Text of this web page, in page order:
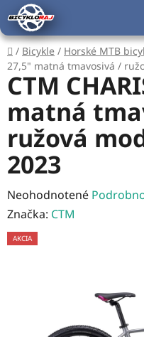
Prejsť
na
obsah
Domov
/ Bicykle / Horské MTB
27,5" matná tmavosivá /
CTM
matná
ružová
2023
Priemerné
hodnotenie
produktu
hviezdičiek.
Neohodnotené
Značka: CTM
AKCIA